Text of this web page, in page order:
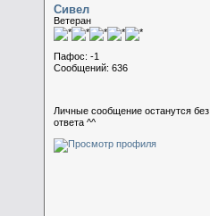
Сивел
Ветеран
Пафос: -1
Сообщений: 636
Личные сообщение останутся без
ответа ^^